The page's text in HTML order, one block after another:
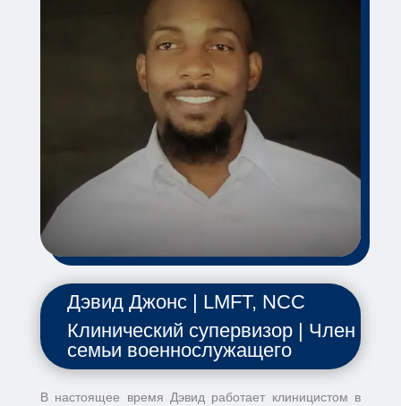
Дэвид Джонс | LMFT, NCC
Клинический супервизор | Член
семьи военнослужащего
В настоящее время Дэвид работает клиницистом в